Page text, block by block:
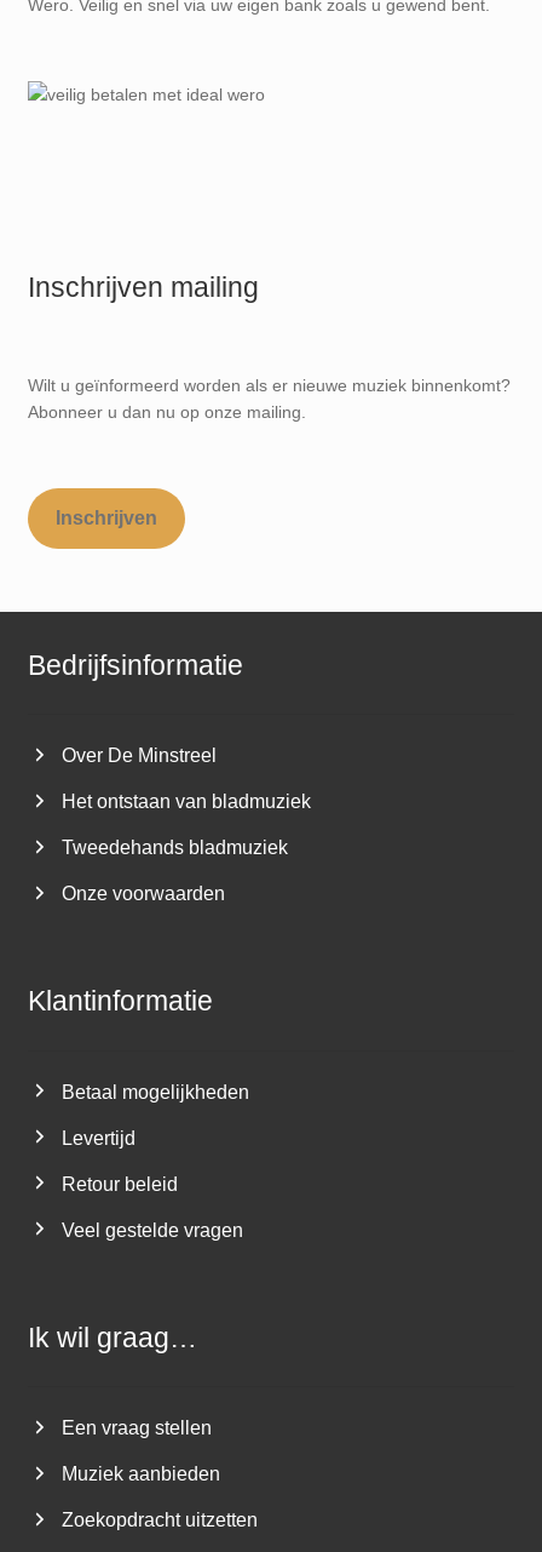
Wero. Veilig en snel via uw eigen bank zoals u gewend bent.
Inschrijven mailing
Wilt u geïnformeerd worden als er nieuwe muziek binnenkomt?
Abonneer u dan nu op onze mailing.
Inschrijven
Bedrijfsinformatie
Over De Minstreel
Het ontstaan van bladmuziek
Tweedehands bladmuziek
Onze voorwaarden
Klantinformatie
Betaal mogelijkheden
Levertijd
Retour beleid
Veel gestelde vragen
Ik wil graag…
Een vraag stellen
Muziek aanbieden
Zoekopdracht uitzetten